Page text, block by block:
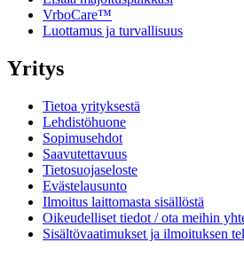
VrboCare™
Luottamus ja turvallisuus
Yritys
Tietoa yrityksestä
Lehdistöhuone
Sopimusehdot
Saavutettavuus
Tietosuojaseloste
Evästelausunto
Ilmoitus laittomasta sisällöstä
Oikeudelliset tiedot / ota meihin
Sisältövaatimukset ja ilmoituksen